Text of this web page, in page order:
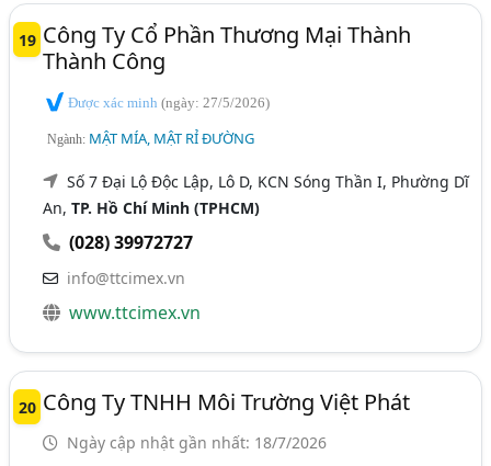
19 Công Ty Cổ Phần Thương Mại Thành
Thành Công
Được xác minh(ngày: 27/5/2026)
Ngành: MẬT MÍA, MẬT RỈ ĐƯỜNG
Số 7 Đại Lộ Độc Lập, Lô D, KCN Sóng Thần I, Phường Dĩ
An,TP. Hồ Chí Minh (TPHCM)
(028) 39972727
info@ttcimex.vn
www.ttcimex.vn
20 Công Ty TNHH Môi Trường Việt Phát
Ngày cập nhật gần nhất: 18/7/2026